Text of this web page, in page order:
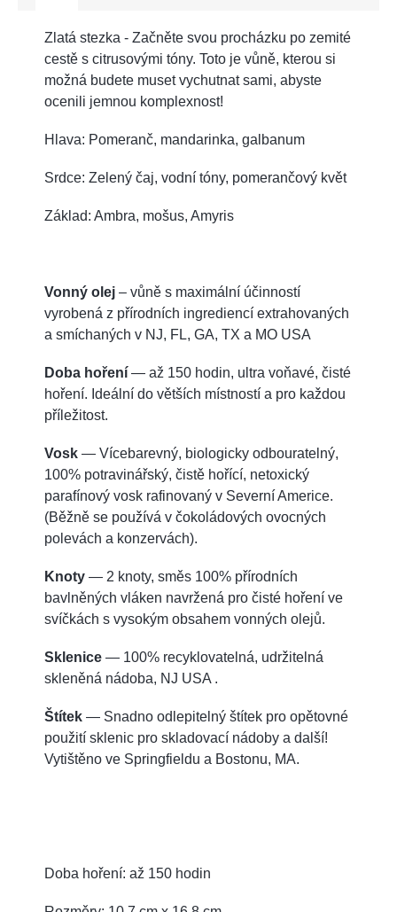
Zlatá stezka - Začněte svou procházku po zemité
cestě s citrusovými tóny. Toto je vůně, kterou si
možná budete muset vychutnat sami, abyste
ocenili jemnou komplexnost!
Hlava: Pomeranč, mandarinka, galbanum
Srdce: Zelený čaj, vodní tóny, pomerančový květ
Základ: Ambra, mošus, Amyris
Vonný olej – vůně s maximální účinností
vyrobená z přírodních ingrediencí extrahovaných
a smíchaných v NJ, FL, GA, TX a MO USA
Doba hoření — až 150 hodin, ultra voňavé, čisté
hoření. Ideální do větších místností a pro každou
příležitost.
Vosk — Vícebarevný, biologicky odbouratelný,
100% potravinářský, čistě hořící, netoxický
parafínový vosk rafinovaný v Severní Americe.
(Běžně se používá v čokoládových ovocných
polevách a konzervách).
Knoty — 2 knoty, směs 100% přírodních
bavlněných vláken navržená pro čisté hoření ve
svíčkách s vysokým obsahem vonných olejů.
Sklenice — 100% recyklovatelná, udržitelná
skleněná nádoba, NJ USA .
Štítek — Snadno odlepitelný štítek pro opětovné
použití sklenic pro skladovací nádoby a další!
Vytištěno ve Springfieldu a Bostonu, MA.
Doba hoření: až 150 hodin